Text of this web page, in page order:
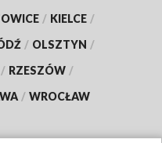
/ KIELCE /
/ OLSZTYN /
/ RZESZÓW /
/ WROCŁAW